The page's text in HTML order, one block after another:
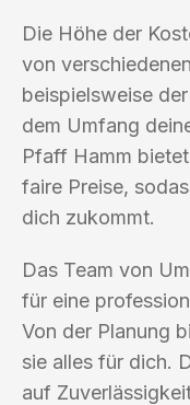
Die Höhe der
von
beispielsweise
dem Umfang
Pfaff Hamm
faire Preise,
dich zukommt.
Das Team von
für eine
Von der Planung
sie alles für dich.
auf